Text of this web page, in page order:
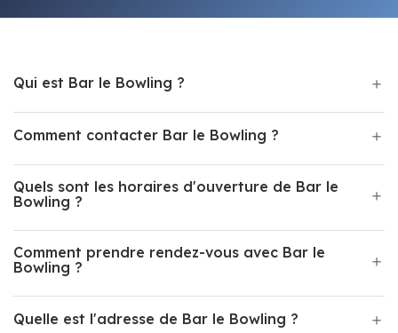
Qui est Bar le Bowling ?
Comment contacter Bar le Bowling ?
Quels sont les horaires d'ouverture de Bar le
Bowling ?
Comment prendre rendez-vous avec Bar le
Bowling ?
Quelle est l'adresse de Bar le Bowling ?